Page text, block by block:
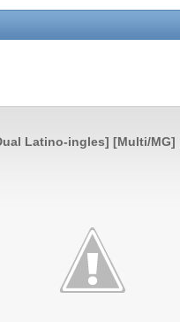
Latino-ingles] [Multi/MG]